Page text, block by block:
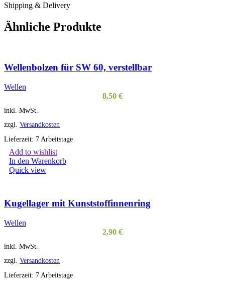
Shipping & Delivery
Ähnliche Produkte
Wellenbolzen für SW 60, verstellbar
Wellen
8,50 €
inkl. MwSt.
zzgl. Versandkosten
Lieferzeit: 7 Arbeitstage
Add to wishlist
In den Warenkorb
Quick view
Kugellager mit Kunststoffinnenring
Wellen
2,90 €
inkl. MwSt.
zzgl. Versandkosten
Lieferzeit: 7 Arbeitstage